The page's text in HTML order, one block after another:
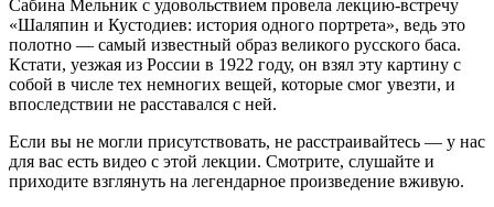
Сабина Мельник с удовольствием провела лекцию-встречу
«Шаляпин и Кустодиев: история одного портрета», ведь это
полотно — самый известный образ великого русского баса.
Кстати, уезжая из России в 1922 году, он взял эту картину с
собой в числе тех немногих вещей, которые смог увезти, и
впоследствии не расставался с ней.
Если вы не могли присутствовать, не расстраивайтесь — у нас
для вас есть видео с этой лекции. Смотрите, слушайте и
приходите взглянуть на легендарное произведение вживую.